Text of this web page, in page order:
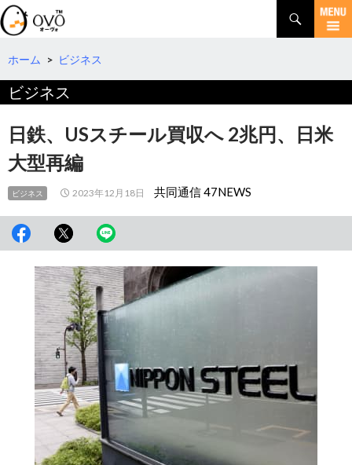
検
索
コ
テ
へ
ホーム > ビジネス
ビジネス
日鉄、USスチール買収へ 2兆円、日米
大型再編
ビジネス 2023年12月18日 共同通信 47NEWS